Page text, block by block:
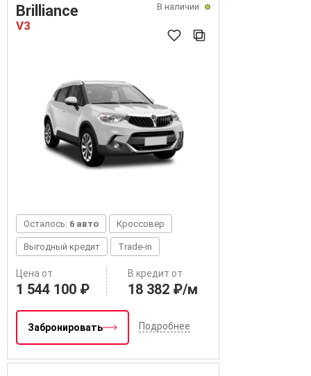
В наличии
Brilliance
V3
Осталось: 6 авто Кроссовер
Выгодный кредит Trade-in
Цена от
1 544 100 ₽
В кредит от
18 382 ₽/м
Забронировать Подробнее